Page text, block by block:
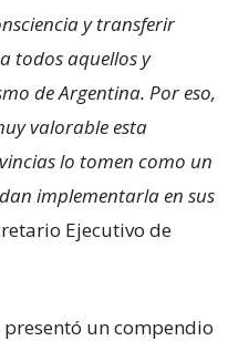
y transferir
todos aquellos y
de Argentina. Por eso,
valorable esta
lo tomen como un
implementarla en sus
Ejecutivo de
un compendio